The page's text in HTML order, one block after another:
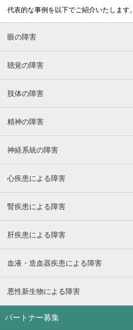
代表的な事例を以下でご紹介いたします。
眼の障害
聴覚の障害
肢体の障害
精神の障害
神経系統の障害
心疾患による障害
腎疾患による障害
肝疾患による障害
血液・造血器疾患による障害
悪性新生物による障害
パートナー募集